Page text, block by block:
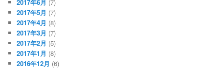
2017年6月 (7)
2017年5月 (7)
2017年4月 (8)
2017年3月 (7)
2017年2月 (5)
2017年1月 (8)
2016年12月 (6)